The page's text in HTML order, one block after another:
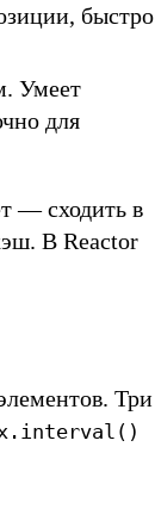
быстро
Умеет
для
— сходить в
В Reactor
Три